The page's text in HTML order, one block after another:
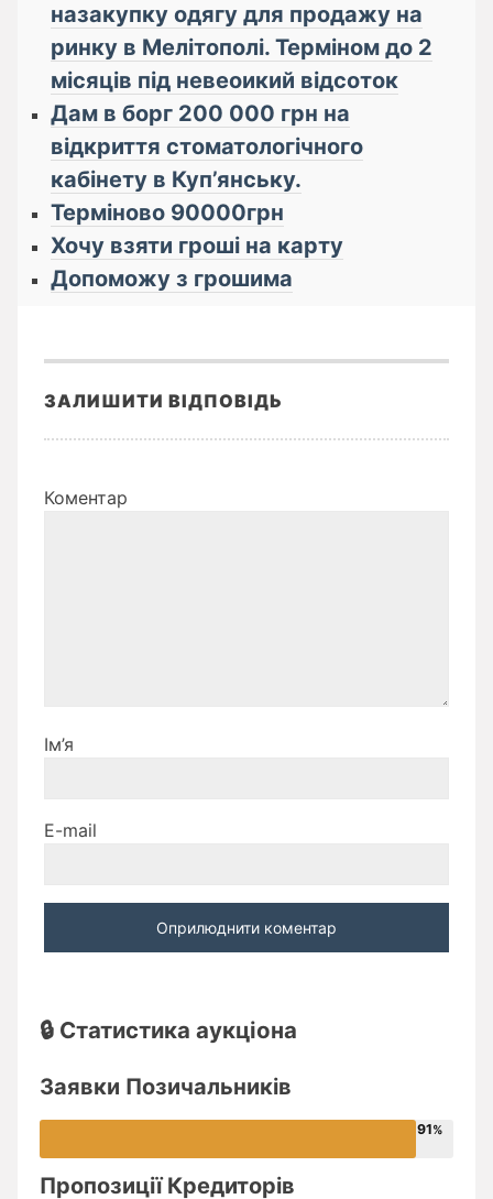
назакупку одягу для продажу на
ринку в Мелітополі. Терміном до 2
місяців під невеоикий відсоток
Дам в борг 200 000 грн на
відкриття стоматологічного
кабінету в Куп’янську.
Терміново 90000грн
Хочу взяти гроші на карту
Допоможу з грошима
ЗАЛИШИТИ ВІДПОВІДЬ
Коментар
Ім’я
E-mail
🔒 Статистика аукціона
Заявки Позичальників
91
Пропозиції Кредиторів